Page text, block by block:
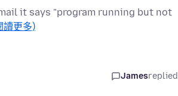
it says "program running but not
讀更多)
Jamesreplied